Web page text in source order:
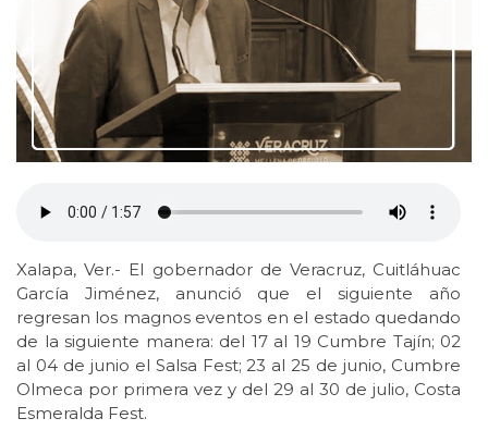
Xalapa, Ver.- El gobernador de Veracruz, Cuitláhuac
García Jiménez, anunció que el siguiente año
regresan los magnos eventos en el estado quedando
de la siguiente manera: del 17 al 19 Cumbre Tajín; 02
al 04 de junio el Salsa Fest; 23 al 25 de junio, Cumbre
Olmeca por primera vez y del 29 al 30 de julio, Costa
Esmeralda Fest.